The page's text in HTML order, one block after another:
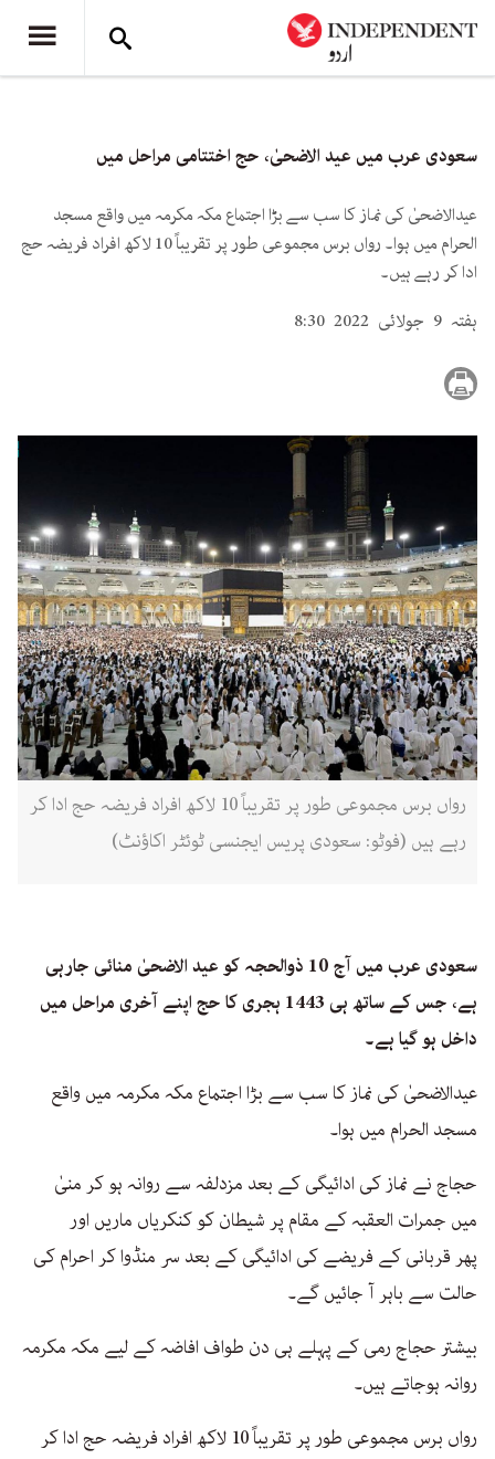
سعودی عرب میں عید الاضحیٰ، حج اختتامی مراحل میں
عیدالاضحیٰ کی نماز کا سب سے بڑا اجتماع مکہ مکرمہ میں واقع مسجد
الحرام میں ہوا۔ رواں برس مجموعی طور پر تقریباً 10 لاکھ افراد فریضہ حج
ادا کر رہے ہیں۔
ہفتہ 9 جولائی 2022 8:30
رواں برس مجموعی طور پر تقریباً 10 لاکھ افراد فریضہ حج ادا کر
رہے ہیں (فوٹو: سعودی پریس ایجنسی ٹوئٹر اکاؤنٹ)
سعودی عرب میں آج 10 ذوالحجہ کو عید الاضحیٰ منائی جارہی
ہے، جس کے ساتھ ہی 1443 ہجری کا حج اپنے آخری مراحل میں
داخل ہو گیا ہے۔
عیدالاضحیٰ کی نماز کا سب سے بڑا اجتماع مکہ مکرمہ میں واقع
مسجد الحرام میں ہوا۔
حجاج نے نماز کی ادائیگی کے بعد مزدلفہ سے روانہ ہو کر منیٰ
میں جمرات العقبہ کے مقام پر شیطان کو کنکریاں ماریں اور
پھر قربانی کے فریضے کی ادائیگی کے بعد سر منڈوا کر احرام کی
حالت سے باہر آ جائیں گے۔
بیشتر حجاج رمی کے پہلے ہی دن طواف افاضہ کے لیے مکہ مکرمہ
روانہ ہوجاتے ہیں۔
رواں برس مجموعی طور پر تقریباً 10 لاکھ افراد فریضہ حج ادا کر